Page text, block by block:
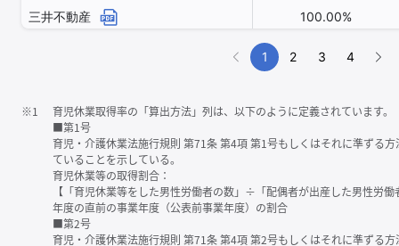
三井不動産 100.00%
1 2 3 4
※1
育児休業取得率の「算出方法」列は、以下のように定義されています。
■第1号
育児・介護休業法施行規則 第71条 第4項 第1号もしくはそれに準ずる
ていることを示している。
育児休業等の取得割合：
【「育児休業等をした男性労働者の数」÷「配偶者が出産した男性労
年度の直前の事業年度（公表前事業年度）の割合
■第2号
育児・介護休業法施行規則 第71条 第4項 第2号もしくはそれに準ずる